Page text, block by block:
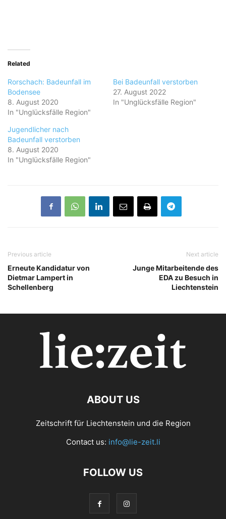
Related
Rorschach: Badeunfall im
Bodensee
8. August 2020
In "Unglücksfälle Region"
Bei Badeunfall verstorben
27. August 2022
In "Unglücksfälle Region"
Jugendlicher nach
Badeunfall verstorben
8. August 2020
In "Unglücksfälle Region"
Previous article
Erneute Kandidatur von
Dietmar Lampert in
Schellenberg
Next article
Junge Mitarbeitende des
EDA zu Besuch in
Liechtenstein
ABOUT US
Zeitschrift für Liechtenstein und die Region
Contact us: info@lie-zeit.li
FOLLOW US